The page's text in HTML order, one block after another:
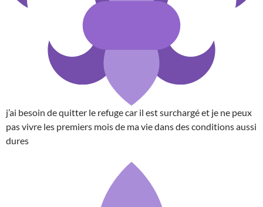
j’ai besoin de quitter le refuge car il est surchargé et je ne peux
pas vivre les premiers mois de ma vie dans des conditions aussi
dures